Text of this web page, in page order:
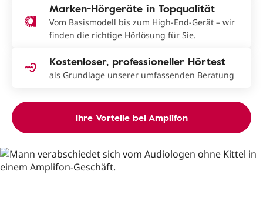
Marken-Hörgeräte in Topqualität
Vom Basismodell bis zum High-End-Gerät – wir
finden die richtige Hörlösung für Sie.
Kostenloser, professioneller Hörtest
als Grundlage unserer umfassenden Beratung
Ihre Vorteile bei Amplifon